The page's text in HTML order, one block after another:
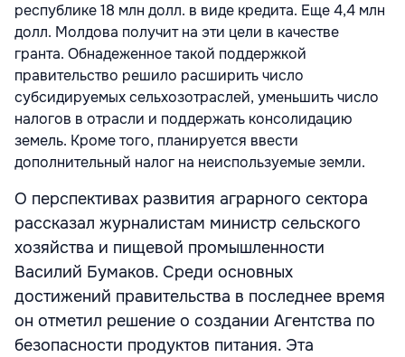
республике 18 млн долл. в виде кредита. Еще 4,4 млн
долл. Молдова получит на эти цели в качестве
гранта. Обнадеженное такой поддержкой
правительство решило расширить число
субсидируемых сельхозотраслей, уменьшить число
налогов в отрасли и поддержать консолидацию
земель. Кроме того, планируется ввести
дополнительный налог на неиспользуемые земли.
О перспективах развития аграрного сектора
рассказал журналистам министр сельского
хозяйства и пищевой промышленности
Василий Бумаков. Среди основных
достижений правительства в последнее время
он отметил решение о создании Агентства по
безопасности продуктов питания. Эта